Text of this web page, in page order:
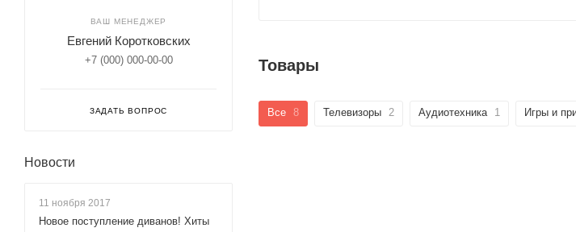
Товары
Все 8 Телевизоры 2 Аудиотехника 1 Игры и
ВАШ МЕНЕДЖЕР
Евгений Коротковских
+7 (000) 000-00-00
ЗАДАТЬ ВОПРОС
Новости
11 ноября 2017
Новое поступление диванов! Хиты